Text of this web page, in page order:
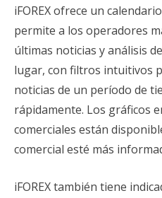
iFOREX ofrece un
permite a los operadores
últimas noticias y análisis
lugar, con filtros intuitivos
noticias de un período de
rápidamente. Los gráficos
comerciales están
comercial esté más
iFOREX también tiene